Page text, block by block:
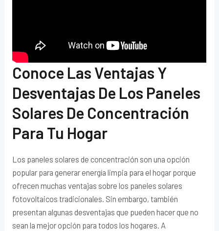
Conoce Las Ventajas Y
Desventajas De Los Paneles
Solares De Concentración
Para Tu Hogar
Los paneles solares de concentración son una opción
popular para generar energía limpia para el hogar porque
ofrecen muchas ventajas sobre los paneles solares
fotovoltaicos tradicionales. Sin embargo, también
presentan algunas desventajas que pueden hacer que no
sean la mejor opción para todos los hogares. A